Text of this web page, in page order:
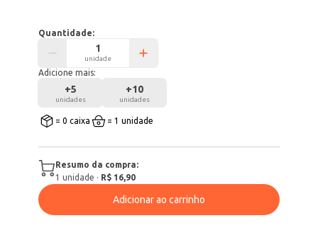
Quantidade:
unidade
Adicione mais:
+5
unidades
+10
unidades
= 0 caixa = 1 unidade
Resumo da compra:
1 unidade · R$ 16,90
Adicionar ao carrinho